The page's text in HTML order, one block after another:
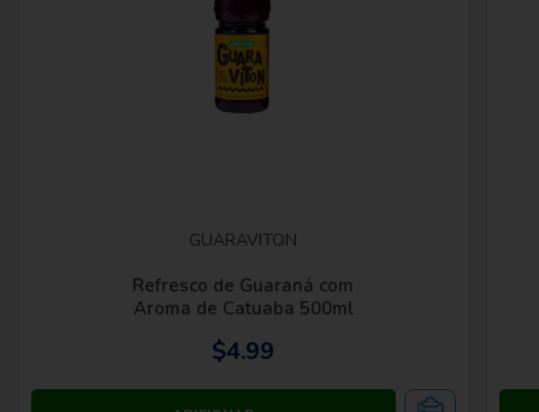
GUARAVITON
Refresco de Guaraná com
Aroma de Catuaba 500ml
$4.99